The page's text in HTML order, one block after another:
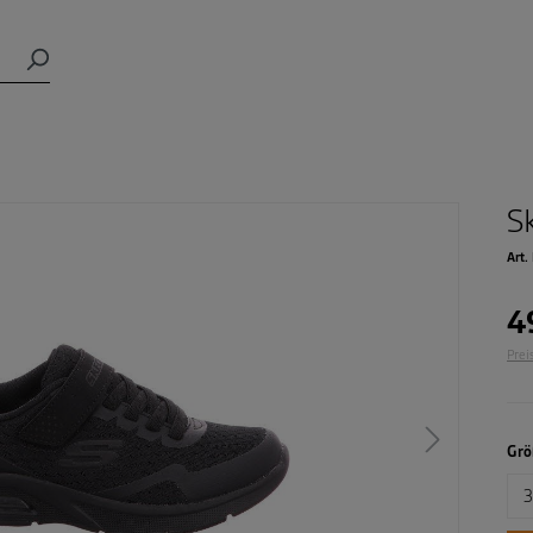
Art.